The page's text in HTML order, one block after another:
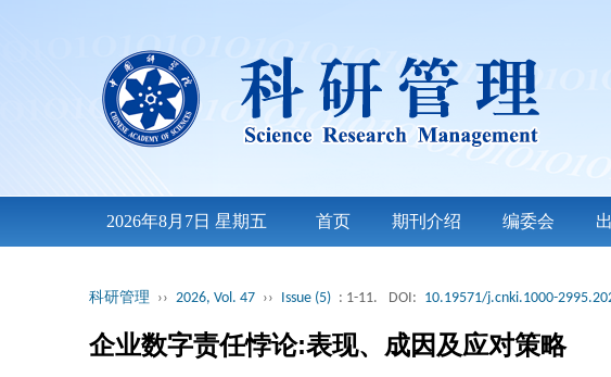
2026年8月7日 星期五 首页 期刊介绍 编委会
科研管理 ›› 2026, Vol. 47 ›› Issue (5) : 1-11. DOI: 10.19571/j.cnki.1000-
企业数字责任悖论:表现、成因及应对策略